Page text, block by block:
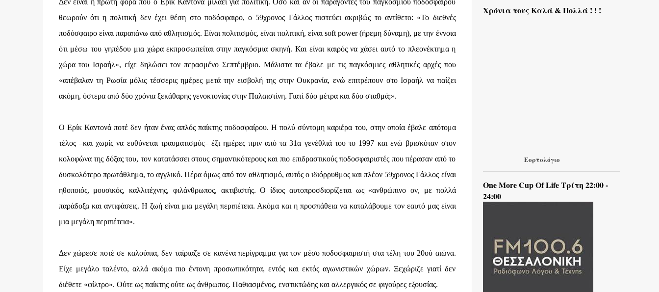
Δεν είναι η πρώτη φορά που ο Ερίκ Καντονά μιλάει για πολιτική. Οσο και αν οι παράγοντες του παγκόσμιου ποδοσφαίρου
θεωρούν ότι η πολιτική δεν έχει θέση στο ποδόσφαιρο, ο 59χρονος Γάλλος πιστεύει ακριβώς το αντίθετο: «Το διεθνές
ποδόσφαιρο είναι παραπάνω από αθλητισμός. Είναι πολιτισμός, είναι πολιτική, είναι soft power (ήρεμη δύναμη), με την έννοια
ότι μέσω του γηπέδου μια χώρα εκπροσωπείται στην παγκόσμια σκηνή. Και είναι καιρός να χάσει αυτό το πλεονέκτημα η
χώρα του Ισραήλ», είχε δηλώσει τον περασμένο Σεπτέμβριο. Μάλιστα τα έβαλε με τις παγκόσμιες αθλητικές αρχές που
«απέβαλαν τη Ρωσία μόλις τέσσερις ημέρες μετά την εισβολή της στην Ουκρανία, ενώ επιτρέπουν στο Ισραήλ να παίζει
ακόμη, ύστερα από δύο χρόνια ξεκάθαρης γενοκτονίας στην Παλαιστίνη. Γιατί δύο μέτρα και δύο σταθμά;».
Ο Ερίκ Καντονά ποτέ δεν ήταν ένας απλός παίκτης ποδοσφαίρου. Η πολύ σύντομη καριέρα του, στην οποία έβαλε απότομα
τέλος –και χωρίς να ευθύνεται τραυματισμός– έξι ημέρες πριν από τα 31α γενέθλιά του το 1997 και ενώ βρισκόταν στον
κολοφώνα της δόξας του, τον κατατάσσει στους σημαντικότερους και πιο επιδραστικούς ποδοσφαιριστές που πέρασαν από το
δυσκολότερο πρωτάθλημα, το αγγλικό. Πέρα όμως από τον αθλητισμό, αυτός ο ιδιόρρυθμος και πλέον 59χρονος Γάλλος είναι
ηθοποιός, μουσικός, καλλιτέχνης, φιλάνθρωπος, ακτιβιστής. Ο ίδιος αυτοπροσδιορίζεται ως «ανθρώπινο ον, με πολλά
παράδοξα και αντιφάσεις. Η ζωή είναι μια μεγάλη περιπέτεια. Ακόμα και η προσπάθεια να καταλάβουμε τον εαυτό μας είναι
μια μεγάλη περιπέτεια».
Δεν χώρεσε ποτέ σε καλούπια, δεν ταίριαζε σε κανένα περίγραμμα για τον μέσο ποδοσφαιριστή στα τέλη του 20ού αιώνα.
Είχε μεγάλο ταλέντο, αλλά ακόμα πιο έντονη προσωπικότητα, εντός και εκτός αγωνιστικών χώρων. Ξεχώριζε γιατί δεν
διέθετε «φίλτρο». Ούτε ως παίκτης ούτε ως άνθρωπος. Παθιασμένος, ενστικτώδης και αλλεργικός σε φιγούρες εξουσίας.
Χρόνια τους Καλά & Πολλά ! ! !
Εορτολόγιο
One More Cup Of Life Τρίτη 22:00 -
24:00